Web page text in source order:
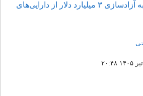
واکنش مقام آمریکایی به آزادسازی ۳ میلیارد دلار از دارایی‌های